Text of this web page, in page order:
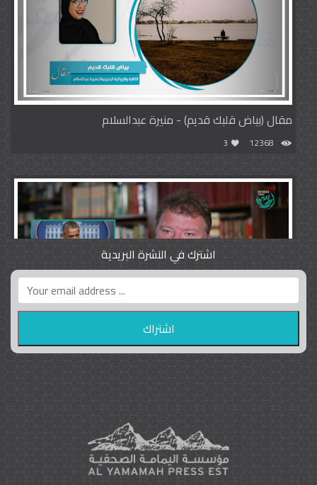
مقال (بياض قلبك قديم) - منيرة عبدالسلام
12368
3
واشنطن بوست واللوبي المزدوج
9792
اشترك في النشرة البريدية